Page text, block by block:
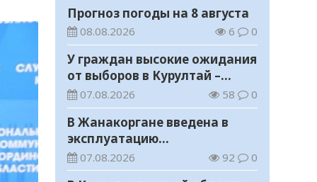
Прогноз погоды на 8 августа
08.08.2026 6 0
У граждан высокие ожидания
от выборов в Курултай –
опрос общественного мнения
07.08.2026 58 0
В Жанакоргане введена в
эксплуатацию
водораспределительная
станция
07.08.2026 92 0